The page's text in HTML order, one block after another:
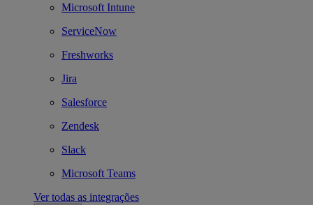
Microsoft Intune
ServiceNow
Freshworks
Jira
Salesforce
Zendesk
Slack
Microsoft Teams
Ver todas as integrações